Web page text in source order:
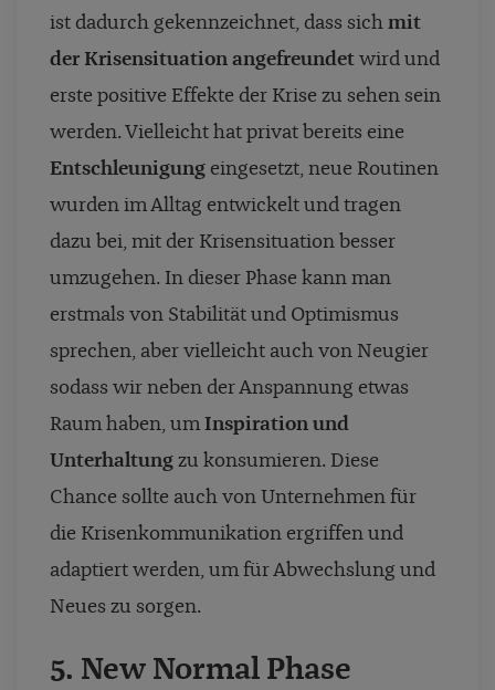
ist dadurch gekennzeichnet, dass sich mit
der Krisensituation angefreundet wird und
erste positive Effekte der Krise zu sehen sein
werden. Vielleicht hat privat bereits eine
Entschleunigung eingesetzt, neue Routinen
wurden im Alltag entwickelt und tragen
dazu bei, mit der Krisensituation besser
umzugehen. In dieser Phase kann man
erstmals von Stabilität und Optimismus
sprechen, aber vielleicht auch von Neugier
sodass wir neben der Anspannung etwas
Raum haben, umInspiration und
Unterhaltung zu konsumieren. Diese
Chance sollte auch von Unternehmen für
die Krisenkommunikation ergriffen und
adaptiert werden, um für Abwechslung und
Neues zu sorgen.
5. New Normal Phase